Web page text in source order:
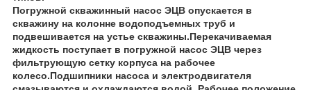
Погружной скважинный насос ЭЦВ опускается в
скважину на колонне водоподъемных труб и
подвешивается на устье скважины.Перекачиваемая
жидкость поступает в погружной насос ЭЦВ через
фильтрующую сетку корпуса на рабочее
колесо.Подшипники насоса и электродвигателя